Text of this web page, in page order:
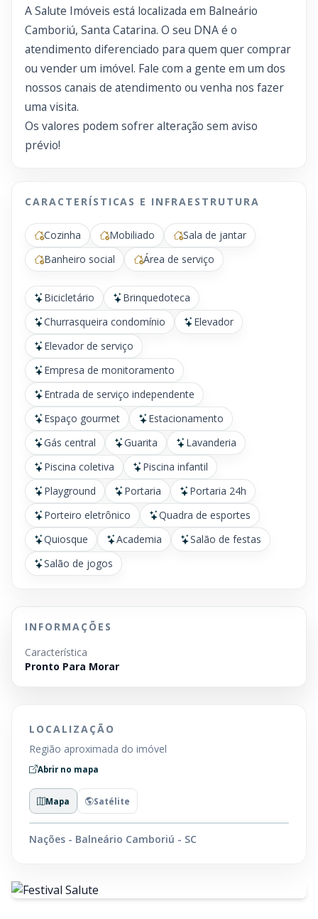
A Salute Imóveis está localizada em Balneário
Camboriú, Santa Catarina. O seu DNA é o
atendimento diferenciado para quem quer comprar
ou vender um imóvel. Fale com a gente em um dos
nossos canais de atendimento ou venha nos fazer
uma visita.
Os valores podem sofrer alteração sem aviso
prévio!
CARACTERÍSTICAS E INFRAESTRUTURA
Cozinha Mobiliado
Sala de jantar
Banheiro social
Área de serviço
Bicicletário
Brinquedoteca
Churrasqueira condomínio
Elevador
Elevador de serviço
Empresa de monitoramento
Entrada de serviço independente
Espaço gourmet
Estacionamento
Gás central
Guarita
Lavanderia
Piscina coletiva
Piscina infantil
Playground
Portaria
Portaria 24h
Porteiro eletrônico
Quadra de esportes
Quiosque
Academia
Salão de festas
Salão de jogos
INFORMAÇÕES
Característica
Pronto Para Morar
LOCALIZAÇÃO
Região aproximada do imóvel
Abrir no mapa
Mapa Satélite
Nações - Balneário Camboriú - SC